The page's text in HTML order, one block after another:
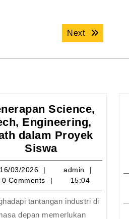
Next Next post:
Science,
Engineering,
dalam Proyek
SiswaPenerapan
Science,
Tech,
Engineering,
Math
dalam
16/03/2026 16/03/2026
admin
0 Comments
15:04
tantangan industri di
depan memerlukan